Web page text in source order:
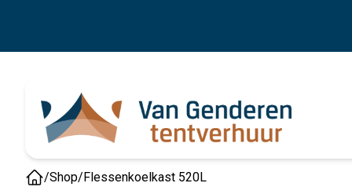
/Shop/Flessenkoelkast 520L